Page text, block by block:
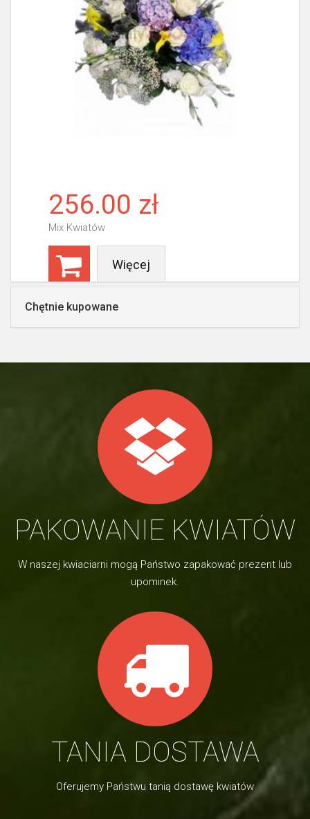
256.00 zł
Mix Kwiatów
Więcej
Chętnie kupowane
PAKOWANIE KWIATÓW
W naszej kwiaciarni mogą Państwo zapakować prezent lub
upominek.
TANIA DOSTAWA
Oferujemy Państwu tanią dostawę kwiatów